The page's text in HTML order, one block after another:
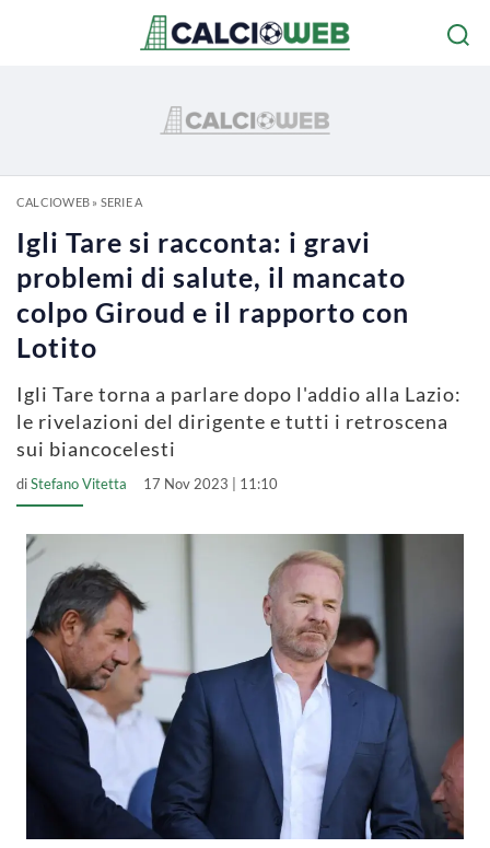
CALCIOWEB» SERIE A
Igli Tare si racconta: i gravi
problemi di salute, il mancato
colpo Giroud e il rapporto con
Lotito
Igli Tare torna a parlare dopo l'addio alla Lazio:
le rivelazioni del dirigente e tutti i retroscena
sui biancocelesti
diStefano Vitetta 17 Nov 2023 | 11:10